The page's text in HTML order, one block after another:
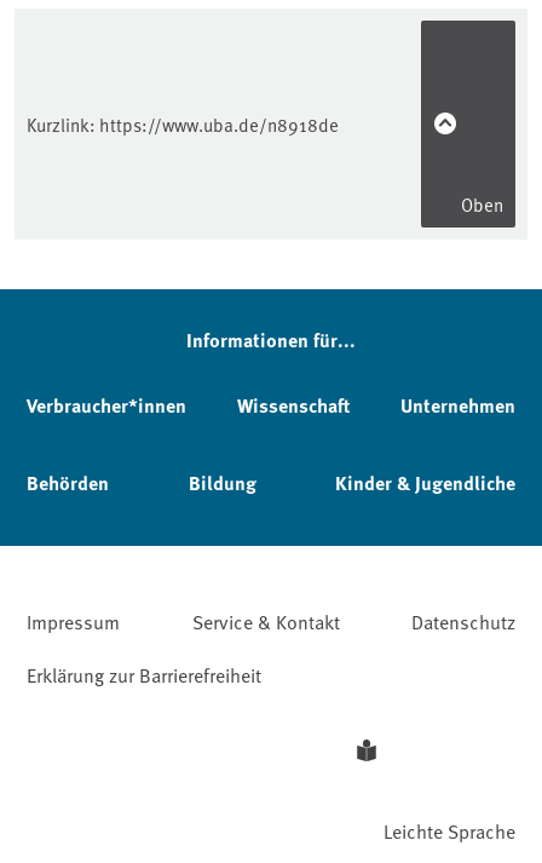
Kurzlink: https://www.uba.de/n8918de
Oben
Informationen für...
Verbraucher*innen Wissenschaft Unternehmen
Behörden Bildung Kinder & Jugendliche
Impressum Service & Kontakt
Datenschutz
Erklärung zur Barrierefreiheit
Leichte Sprache